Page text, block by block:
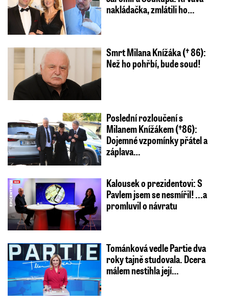
nakládačka, zmlátili ho…
Smrt Milana Knížáka († 86):
Než ho pohřbí, bude soud!
Poslední rozloučení s
Milanem Knížákem (†86):
Dojemné vzpomínky přátel a
záplava…
Kalousek o prezidentovi: S
Pavlem jsem se nesmířil! ...a
promluvil o návratu
Tománková vedle Partie dva
roky tajně studovala. Dcera
málem nestihla její…